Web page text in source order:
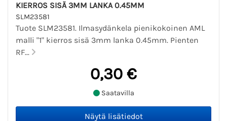
KIERROS SISÄ 3MM LANKA 0.45MM
SLM23581
Tuote SLM23581. Ilmasydänkela pienikokoinen AML
malli "1" kierros sisä 3mm lanka 0.45mm. Pienten
RF...
0,30 €
Saatavilla